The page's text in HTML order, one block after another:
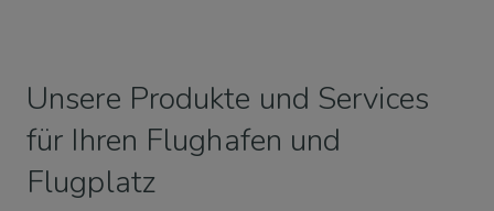
Unsere Produkte und Services
für Ihren Flughafen und
Flugplatz